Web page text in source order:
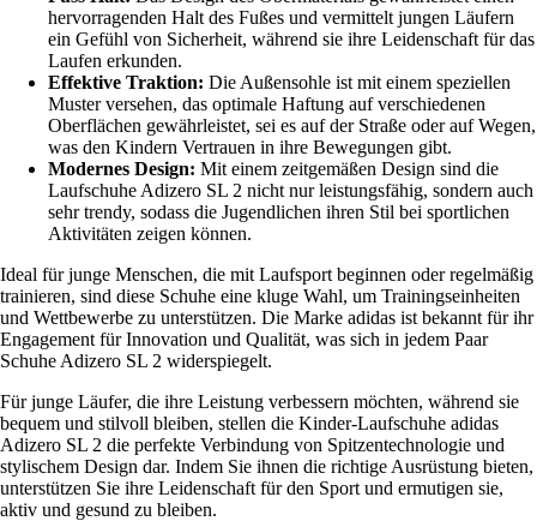
hervorragenden Halt des Fußes und vermittelt jungen Läufern
ein Gefühl von Sicherheit, während sie ihre Leidenschaft für das
Laufen erkunden.
Effektive Traktion: Die Außensohle ist mit einem speziellen
Muster versehen, das optimale Haftung auf verschiedenen
Oberflächen gewährleistet, sei es auf der Straße oder auf Wegen,
was den Kindern Vertrauen in ihre Bewegungen gibt.
Modernes Design: Mit einem zeitgemäßen Design sind die
Laufschuhe Adizero SL 2 nicht nur leistungsfähig, sondern auch
sehr trendy, sodass die Jugendlichen ihren Stil bei sportlichen
Aktivitäten zeigen können.
Ideal für junge Menschen, die mit Laufsport beginnen oder regelmäßig
trainieren, sind diese Schuhe eine kluge Wahl, um Trainingseinheiten
und Wettbewerbe zu unterstützen. Die Marke adidas ist bekannt für ihr
Engagement für Innovation und Qualität, was sich in jedem Paar
Schuhe Adizero SL 2 widerspiegelt.
Für junge Läufer, die ihre Leistung verbessern möchten, während sie
bequem und stilvoll bleiben, stellen die Kinder-Laufschuhe adidas
Adizero SL 2 die perfekte Verbindung von Spitzentechnologie und
stylischem Design dar. Indem Sie ihnen die richtige Ausrüstung bieten,
unterstützen Sie ihre Leidenschaft für den Sport und ermutigen sie,
aktiv und gesund zu bleiben.